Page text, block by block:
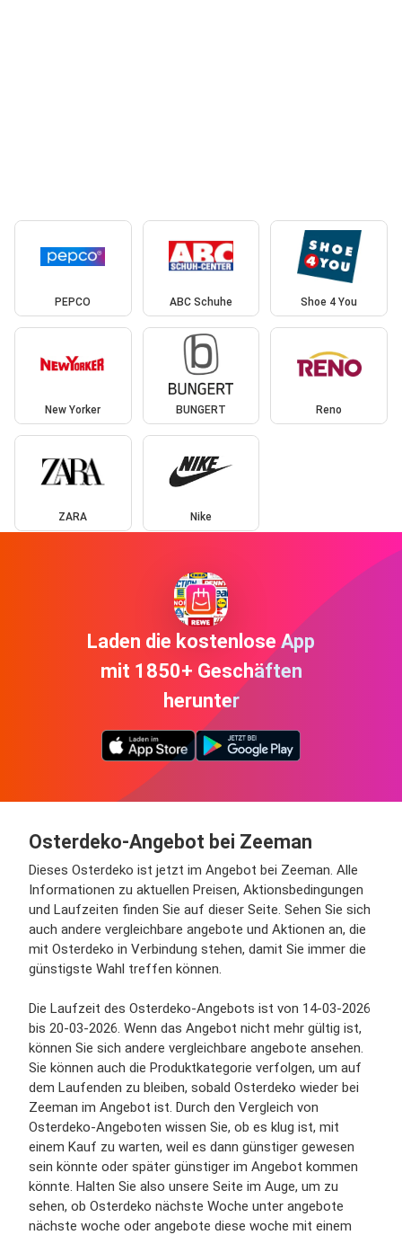
PEPCO ABC Schuhe Shoe 4 You
New Yorker BUNGERT Reno
ZARA Nike
Laden die kostenlose App
mit 1850+ Geschäften
herunter
Osterdeko-Angebot bei Zeeman
Dieses Osterdeko ist jetzt im Angebot bei Zeeman. Alle
Informationen zu aktuellen Preisen, Aktionsbedingungen
und Laufzeiten finden Sie auf dieser Seite. Sehen Sie sich
auch andere vergleichbare angebote und Aktionen an, die
mit Osterdeko in Verbindung stehen, damit Sie immer die
günstigste Wahl treffen können.
Die Laufzeit des Osterdeko-Angebots ist von 14-03-2026
bis 20-03-2026. Wenn das Angebot nicht mehr gültig ist,
können Sie sich andere vergleichbare angebote ansehen.
Sie können auch die Produktkategorie verfolgen, um auf
dem Laufenden zu bleiben, sobald Osterdeko wieder bei
Zeeman im Angebot ist. Durch den Vergleich von
Osterdeko-Angeboten wissen Sie, ob es klug ist, mit
einem Kauf zu warten, weil es dann günstiger gewesen
sein könnte oder später günstiger im Angebot kommen
könnte. Halten Sie also unsere Seite im Auge, um zu
sehen, ob Osterdeko nächste Woche unter angebote
nächste woche oder angebote diese woche mit einem